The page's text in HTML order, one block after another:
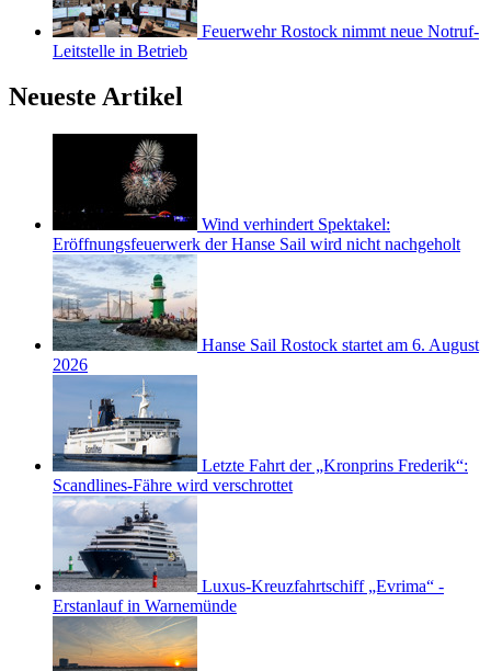
Feuerwehr Rostock nimmt neue Notruf-
Leitstelle in Betrieb
Neueste Artikel
Wind verhindert Spektakel:
Eröffnungsfeuerwerk der Hanse Sail wird nicht nachgeholt
Hanse Sail Rostock startet am 6. August
2026
Letzte Fahrt der „Kronprins Frederik“:
Scandlines-Fähre wird verschrottet
Luxus-Kreuzfahrtschiff „Evrima“ -
Erstanlauf in Warnemünde